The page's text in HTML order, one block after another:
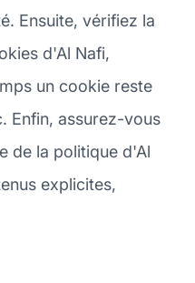
Ensuite, vérifiez la
d'Al Nafi,
un cookie reste
Enfin, assurez-vous
de la politique d'Al
explicites,